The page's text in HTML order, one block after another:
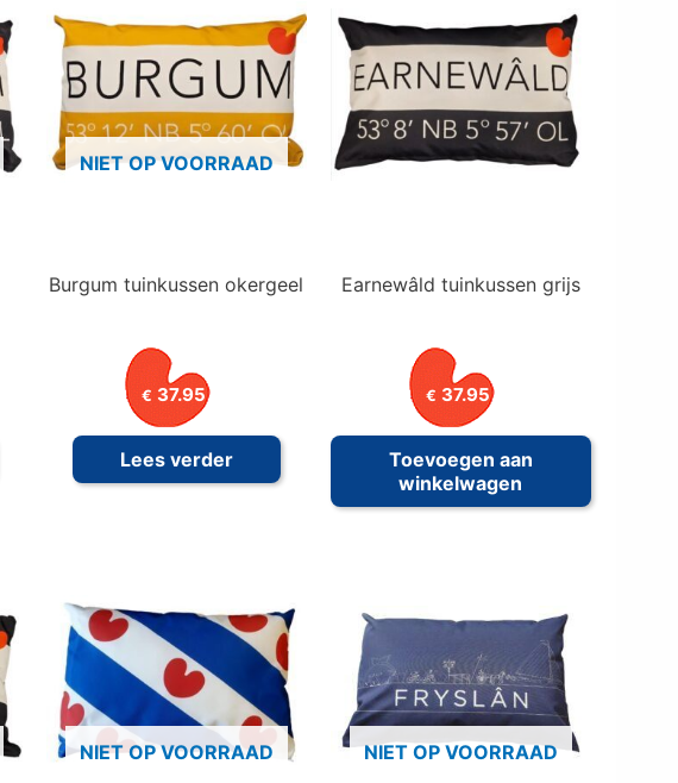
NIET OP VOORRAAD
Burgum tuinkussen okergeel
€ 37.95
Lees verder
Earnewâld tuinkussen grijs
€ 37.95
Toevoegen aan
winkelwagen
NIET OP VOORRAAD NIET OP VOORRAAD